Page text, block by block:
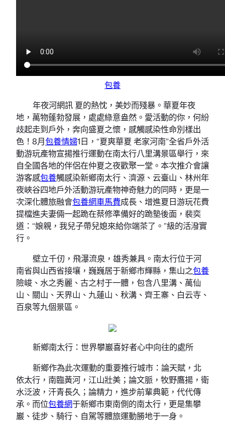
包養
年夜河網訊 夏的熱忱，美妙而殘暴。華夏年夜
地，萬物蓬勃發展，處處綠意盎然。愛活動的你，何紛
歧起走到戶外，奔向盛夏之懷，感觸感染性命別樣出
色！8月包養情婦1日，“夏爽華夏 老家河南”全省戶外活
動游玩產物宣揚推行運動在南太行八里溝景區舉行，來
自全國各地的伴侶在仲夏之夜歡聚一堂。本次推介會讓
游客感包養觸感染新鄉南太行、濟源、云臺山、林州年
夜峽谷四地戶外活動游玩產物神奇魅力的同時，更是一
次深化體旅融會包養網車馬費成長、增進夏日游玩花費
提檔進夫妻倆一起跪在蔡修準備好的跪墊後面，裴奕
道：“娘親，我兒子帶兒媳來給你端茶了。”級的活潑實
行。
壁立千仞，飛瀑流泉，雄秀兼具。南太行位于河
南省與山西省接壤，巍巍居于新鄉市輝縣，集山之包養
險峻、水之秀麗、古之村于一體，包含八里溝、萬仙
山、關山、天界山、九蓮山、秋溝、齊王寨、白云寺、
百泉等九個景區。
新鄉南太行：世界攀巖喜好者心中向往的處所
新鄉作為此次運動的重要推行城市：論天賦，北
依太行，南臨黃河，江山壯美；論文脈，牧野鷹揚，衛
水泛波，汗青長久；論精力，進步前輩典範，代代傳
承。而位包養網于新鄉市東南側的南太行，更是集攀
巖、徒步、騎行、自駕等體旅運動勝地于一身。